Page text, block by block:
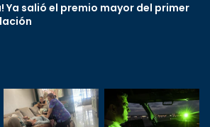
Ya salió el premio mayor del primer